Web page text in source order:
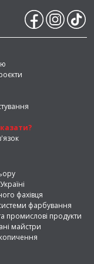
для
безпечною та
більшість
та не
хімічним
швидко сохнуть і
кольору протягом
у нас
фарби для стін,
рішення,
дошок. Це
якими має
Фарби для підлог
фахівця
фарбування
промислові продукти
майстри